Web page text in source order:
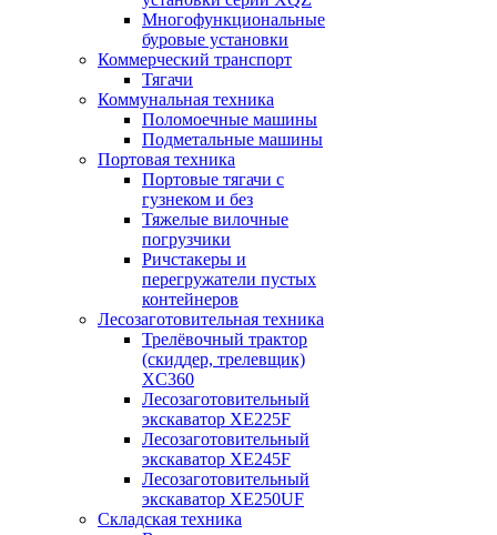
Многофункциональные
буровые установки
Коммерческий транспорт
Тягачи
Коммунальная техника
Поломоечные машины
Подметальные машины
Портовая техника
Портовые тягачи с
гузнеком и без
Тяжелые вилочные
погрузчики
Ричстакеры и
перегружатели пустых
контейнеров
Лесозаготовительная техника
Трелёвочный трактор
(скиддер, трелевщик)
XC360
Лесозаготовительный
экскаватор XE225F
Лесозаготовительный
экскаватор XE245F
Лесозаготовительный
экскаватор XE250UF
Складская техника